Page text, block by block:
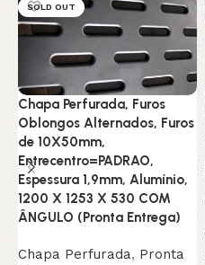
SOLD OUT
Chapa Perfurada, Furos
Oblongos Alternados, Furos
de 10X50mm,
Entrecentro=PADRAO,
Espessura 1,9mm, Alumínio,
1200 X 1253 X 530 COM
ÂNGULO (Pronta Entrega)
Chapa Perfurada, Pronta